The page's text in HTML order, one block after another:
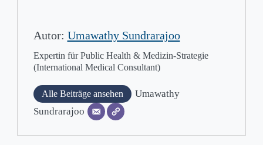
Autor: Umawathy Sundrarajoo
Expertin für Public Health & Medizin-Strategie
(International Medical Consultant)
Alle Beiträge ansehen
Umawathy
Sundrarajoo